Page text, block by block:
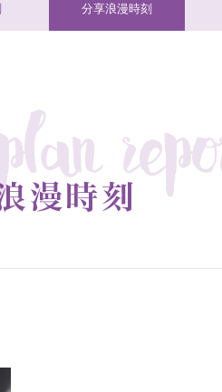
分享浪漫時刻